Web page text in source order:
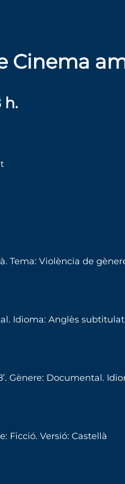
h.
Tema: Violència de
Idioma: Anglès
Gènere: Documental.
Ficció. Versió: Castellà